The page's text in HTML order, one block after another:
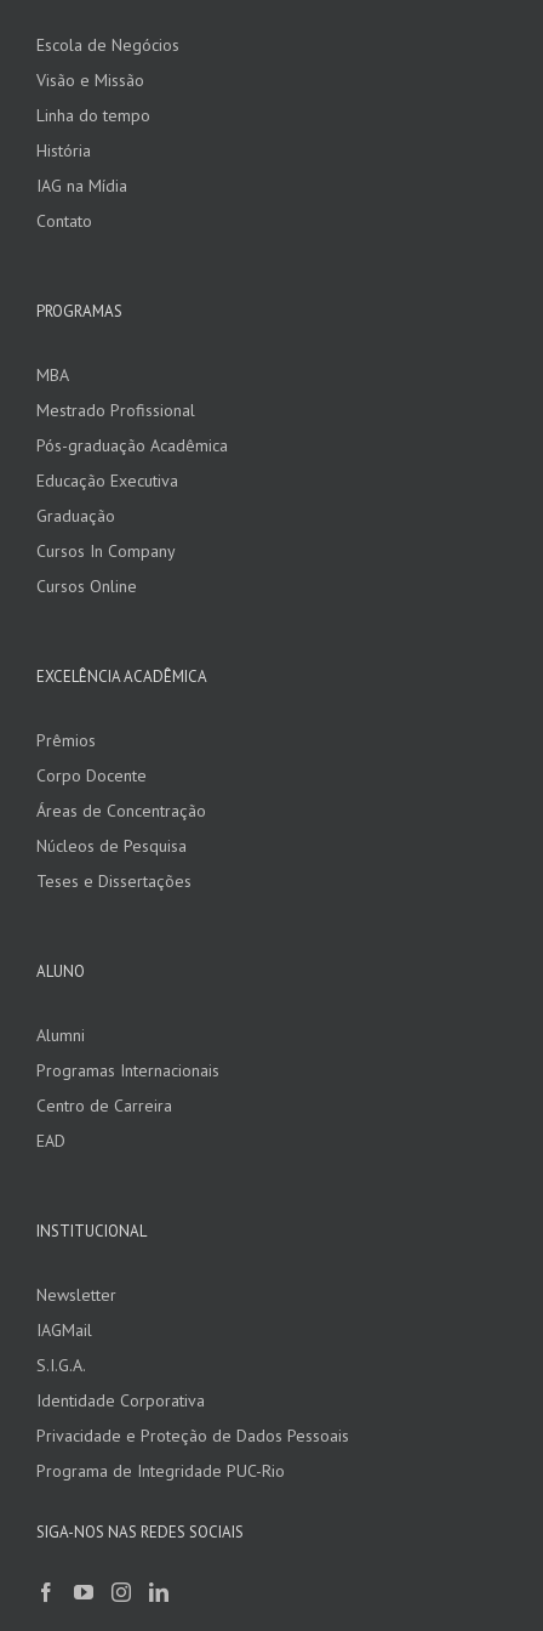
Escola de Negócios
Visão e Missão
Linha do tempo
História
IAG na Mídia
Contato
PROGRAMAS
MBA
Mestrado Profissional
Pós-graduação Acadêmica
Educação Executiva
Graduação
Cursos In Company
Cursos Online
EXCELÊNCIA ACADÊMICA
Prêmios
Corpo Docente
Áreas de Concentração
Núcleos de Pesquisa
Teses e Dissertações
ALUNO
Alumni
Programas Internacionais
Centro de Carreira
EAD
INSTITUCIONAL
Newsletter
IAGMail
S.I.G.A.
Identidade Corporativa
Privacidade e Proteção de Dados Pessoais
Programa de Integridade PUC-Rio
SIGA-NOS NAS REDES SOCIAIS